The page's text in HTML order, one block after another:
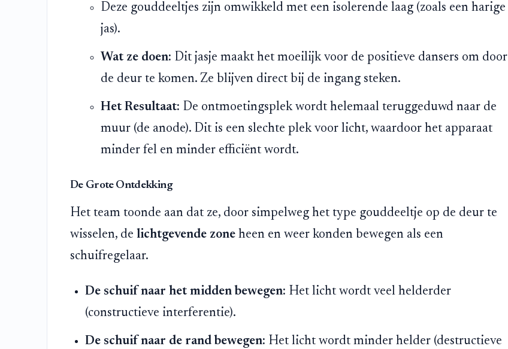
Deze gouddeeltjes zijn omwikkeld met een isolerende laag (zoals een harige
jas).
Wat ze doen: Dit jasje maakt het moeilijk voor de positieve dansers om door
de deur te komen. Ze blijven direct bij de ingang steken.
Het Resultaat: De ontmoetingsplek wordt helemaal teruggeduwd naar de
muur (de anode). Dit is een slechte plek voor licht, waardoor het apparaat
minder fel en minder efficiënt wordt.
De Grote Ontdekking
Het team toonde aan dat ze, door simpelweg het type gouddeeltje op de deur te
wisselen, de lichtgevende zoneheen en weer konden bewegen als een
schuifregelaar.
De schuif naar het midden bewegen: Het licht wordt veel helderder
(constructieve interferentie).
De schuif naar de rand bewegen: Het licht wordt minder helder (destructieve